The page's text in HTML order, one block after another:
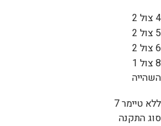
4 צול
2
5 צול
2
6 צול
2
8 צול
1
השהייה
ללא טיימר7
סוג התקנה